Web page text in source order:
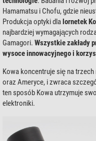
Hamamatsu i Chofu, gdzie
Produkcja optyki dla lornetek
najbardziej wymagających
Gamagori. Wszystkie zakłady
wysoce innowacyjnego i
Kowa koncentruje się na
oraz Ameryce, i zwraca
ten sposób Kowa utrzymuje
elektroniki.